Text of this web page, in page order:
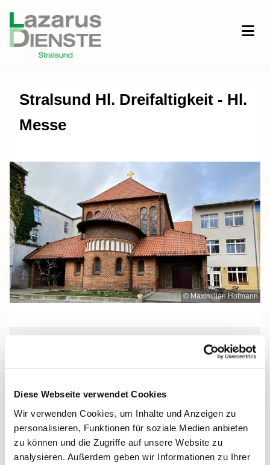
Diese Webseite verwendet Cookies
Wir verwenden Cookies, um Inhalte und Anzeigen zu
personalisieren, Funktionen für soziale Medien anbieten
zu können und die Zugriffe auf unsere Website zu
analysieren. Außerdem geben wir Informationen zu Ihrer
Stralsund Hl. Dreifaltigkeit - Hl.
Messe
© Maximilian Hofmann
Sonntag, 19. September 2027, 10:30
Heilige Dreifaltigkeit, Stralsund,
Frankenwall 7, 18439 Stralsund